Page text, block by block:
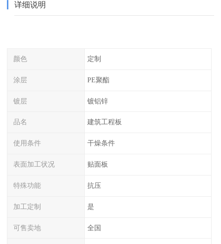
详细说明
颜色 定制
涂层 PE聚酯
镀层 镀铝锌
品名 建筑工程板
使用条件 干燥条件
表面加工状况 贴面板
特殊功能 抗压
加工定制 是
可售卖地 全国